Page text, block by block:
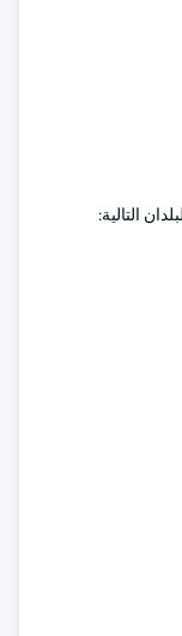
التالية: